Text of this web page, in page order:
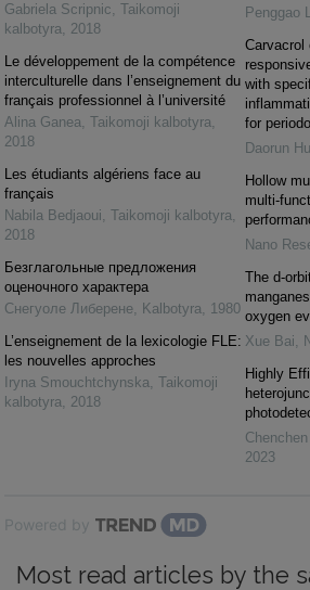
Gabriela Scripnic, Taikomoji
kalbotyra, 2018
Le développement de la compétence
interculturelle dans l’enseignement du
français professionnel à l’université
Alina Ganea, Taikomoji kalbotyra,
2018
Les étudiants algériens face au
français
Nabila Bedjaoui, Taikomoji kalbotyra,
2018
Безглагольные предложения
оценочного характера
Снегуоле Либерене, Kalbotyra, 1980
L’enseignement de la lexicologie FLE:
les nouvelles approches
Iryna Smouchtchynska, Taikomoji
kalbotyra, 2018
Penggao
Carvacrol
with
for
Daorun Hu
Hollow
multi-
Nano
The d-
oxygen
Xue Bai,
Highly
2023
Powered by
Most read articles by the